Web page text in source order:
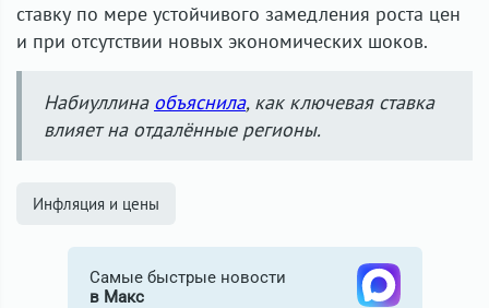
ставку по мере устойчивого замедления роста цен
и при отсутствии новых экономических шоков.
Набиуллина объяснила, как ключевая ставка
влияет на отдалённые регионы.
Инфляция и цены
Самые быстрые новости
в Макс